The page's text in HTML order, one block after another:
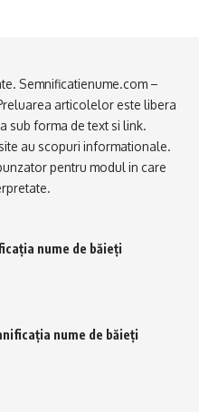
Semnificatienume.com –
articolelor este libera
sub forma de text si link.
au scopuri informationale.
pentru modul in care
nume de băieți
nume de băieți